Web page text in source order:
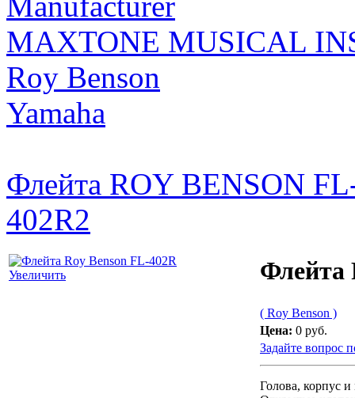
MAXTONE MUSICAL
Roy Benson
Yamaha
Флейта ROY BENSON
402R2
Увеличить Флейта
( Roy Benson )
Цена: 0 руб.
Задайте вопрос
Голова, корпус и